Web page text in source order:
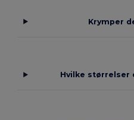
Krymper
Hvilke størrelser